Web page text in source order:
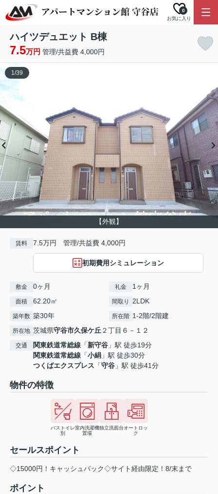
お気に入り
0
ハイツデュエット B棟
7.5万円 管理/共益費 4,000円
【外観】
1/39
賃料 7.5万円 管理/共益費 4,000円
初期費用シミュレーション
敷金 0ヶ月 礼金 1ヶ月
面積 62.20㎡ 間取り 2LDK
築年数 築30年 所在階 1-2階/2階建
所在地 茨城県守谷市久保ケ丘２丁目６－１２
交通 関東鉄道常総線 「新守谷 」駅 徒歩19分
関東鉄道常総線 「小絹 」駅 徒歩30分
つくばエクスプレス 「守谷 」駅 徒歩41分
物件の特徴
バストイレ
別
室内洗濯機
置場
独立洗面台オートロッ
ク
セールスポイント
◇15000円！キャッシュバック◇サイト経由限定！8/末まで
ポイント